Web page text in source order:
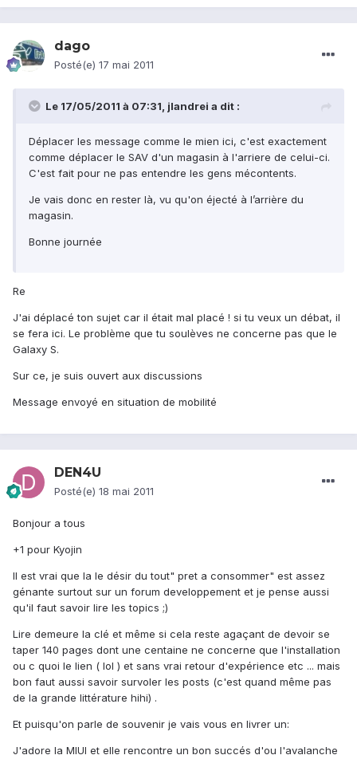
dago
Posté(e) 17 mai 2011
Le 17/05/2011 à 07:31, jlandrei a dit :
Déplacer les message comme le mien ici, c'est exactement
comme déplacer le SAV d'un magasin à l'arriere de celui-ci.
C'est fait pour ne pas entendre les gens mécontents.
Je vais donc en rester là, vu qu'on éjecté à l’arrière du
magasin.
Bonne journée
Re
J'ai déplacé ton sujet car il était mal placé ! si tu veux un débat, il
se fera ici. Le problème que tu soulèves ne concerne pas que le
Galaxy S.
Sur ce, je suis ouvert aux discussions
Message envoyé en situation de mobilité
DEN4U
Posté(e) 18 mai 2011
Bonjour a tous
+1 pour Kyojin
Il est vrai que la le désir du tout" pret a consommer" est assez
génante surtout sur un forum developpement et je pense aussi
qu'il faut savoir lire les topics ;)
Lire demeure la clé et même si cela reste agaçant de devoir se
taper 140 pages dont une centaine ne concerne que l'installation
ou c quoi le lien ( lol ) et sans vrai retour d'expérience etc ... mais
bon faut aussi savoir survoler les posts (c'est quand même pas
de la grande littérature hihi) .
Et puisqu'on parle de souvenir je vais vous en livrer un:
J'adore la MIUI et elle rencontre un bon succés d'ou l'avalanche